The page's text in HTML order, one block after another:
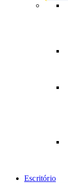
Escritório